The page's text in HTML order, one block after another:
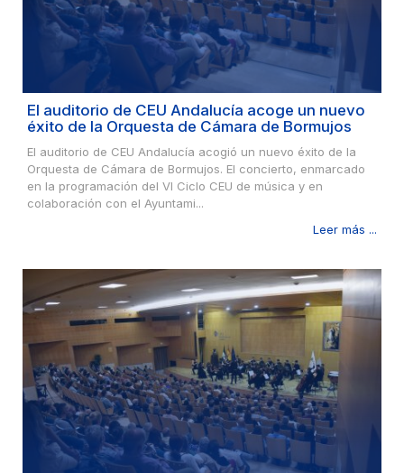
El auditorio de CEU Andalucía acoge un nuevo
éxito de la Orquesta de Cámara de Bormujos
El auditorio de CEU Andalucía acogió un nuevo éxito de la
Orquesta de Cámara de Bormujos. El concierto, enmarcado
en la programación del VI Ciclo CEU de música y en
colaboración con el Ayuntami...
Leer más ...